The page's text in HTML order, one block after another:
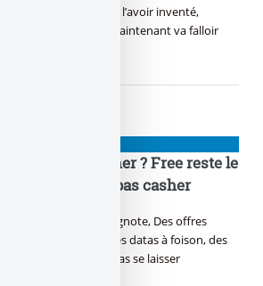
Sans clairement l’avoir inventé,
qu’il est teubé, Maintenant va falloir
le moins cher ? Free reste le
et ce n’est pas casher
du deal qui clignote, Des offres
promettent la côte. Des datas à foison, des
du choix, faut pas se laisser